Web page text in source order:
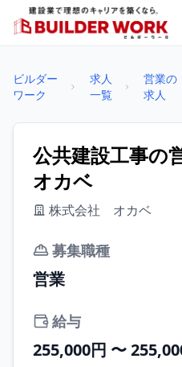
ビルダー
ワーク
求人
一覧
営業の
求人
公共建設工事の
オカベ
株式会社 オカベ
募集職種
営業
給与
255,000円 〜